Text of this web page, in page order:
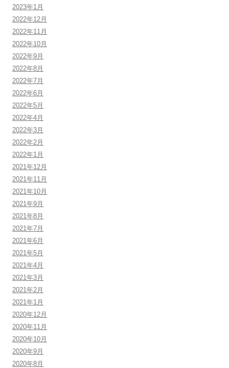
2023年1月
2022年12月
2022年11月
2022年10月
2022年9月
2022年8月
2022年7月
2022年6月
2022年5月
2022年4月
2022年3月
2022年2月
2022年1月
2021年12月
2021年11月
2021年10月
2021年9月
2021年8月
2021年7月
2021年6月
2021年5月
2021年4月
2021年3月
2021年2月
2021年1月
2020年12月
2020年11月
2020年10月
2020年9月
2020年8月